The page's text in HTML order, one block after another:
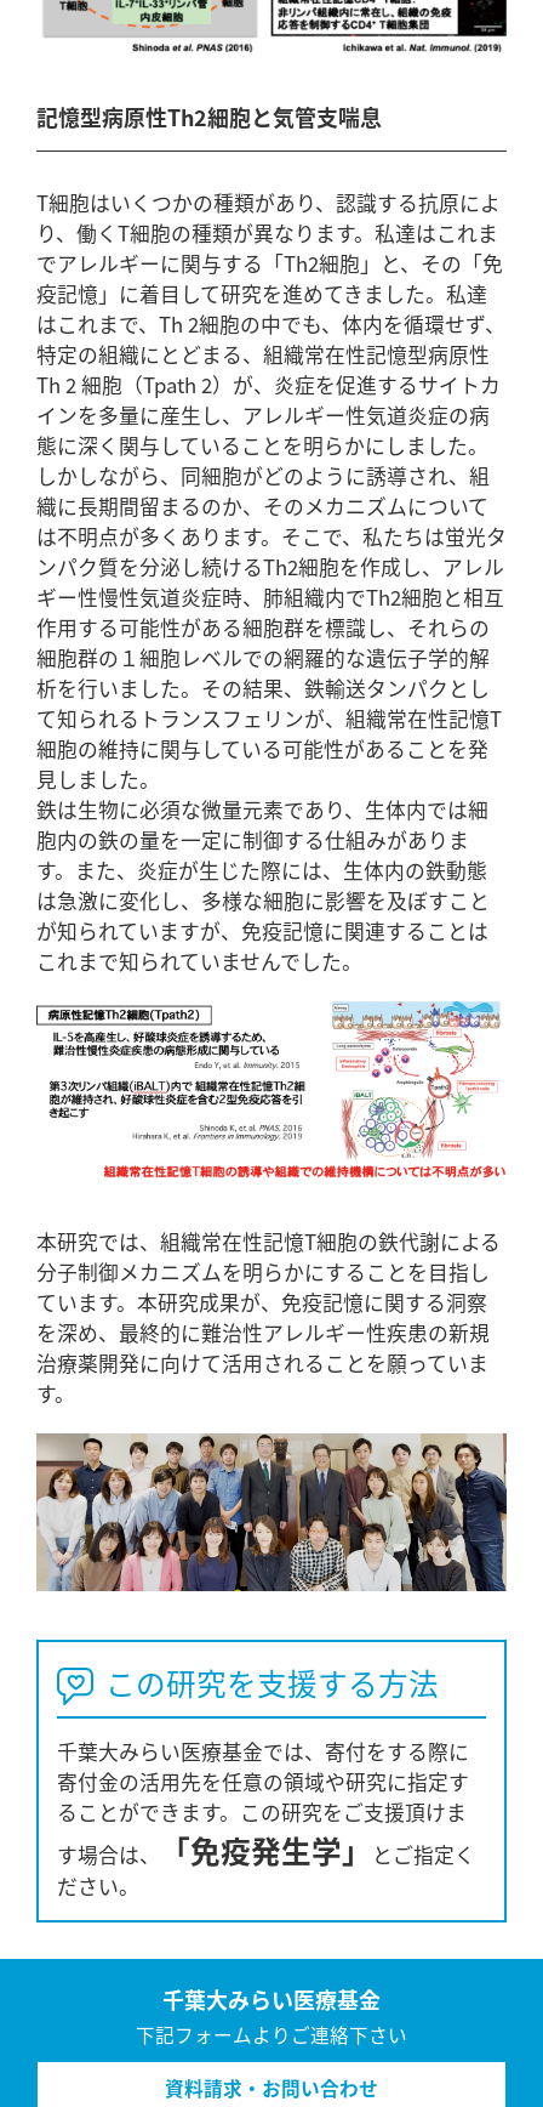
記憶型病原性Th2細胞と気管支喘息
T細胞はいくつかの種類があり、認識する抗原によ
り、働くT細胞の種類が異なります。私達はこれま
でアレルギーに関与する「Th2細胞」と、その「免
疫記憶」に着目して研究を進めてきました。私達
はこれまで、Th 2細胞の中でも、体内を循環せず、
特定の組織にとどまる、組織常在性記憶型病原性
Th 2 細胞（Tpath 2）が、炎症を促進するサイトカ
インを多量に産生し、アレルギー性気道炎症の病
態に深く関与していることを明らかにしました。
しかしながら、同細胞がどのように誘導され、組
織に長期間留まるのか、そのメカニズムについて
は不明点が多くあります。そこで、私たちは蛍光タ
ンパク質を分泌し続けるTh2細胞を作成し、アレル
ギー性慢性気道炎症時、肺組織内でTh2細胞と相互
作用する可能性がある細胞群を標識し、それらの
細胞群の１細胞レベルでの網羅的な遺伝子学的解
析を行いました。その結果、鉄輸送タンパクとし
て知られるトランスフェリンが、組織常在性記憶T
細胞の維持に関与している可能性があることを発
見しました。
鉄は生物に必須な微量元素であり、生体内では細
胞内の鉄の量を一定に制御する仕組みがありま
す。また、炎症が生じた際には、生体内の鉄動態
は急激に変化し、多様な細胞に影響を及ぼすこと
が知られていますが、免疫記憶に関連することは
これまで知られていませんでした。
本研究では、組織常在性記憶T細胞の鉄代謝による
分子制御メカニズムを明らかにすることを目指し
ています。本研究成果が、免疫記憶に関する洞察
を深め、最終的に難治性アレルギー性疾患の新規
治療薬開発に向けて活用されることを願っていま
す。
この研究を支援する方法
千葉大みらい医療基金では、寄付をする際に
寄付金の活用先を任意の領域や研究に指定す
ることができます。この研究をご支援頂けま
す場合は、
「免疫発生学」
とご指定く
ださい。
千葉大みらい医療基金
下記フォームよりご連絡下さい
資料請求・お問い合わせ